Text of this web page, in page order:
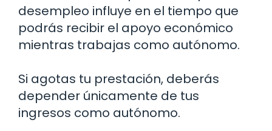
desempleo influye en el tiempo que
podrás recibir el apoyo económico
mientras trabajas como autónomo.
Si agotas tu prestación, deberás
depender únicamente de tus
ingresos como autónomo.